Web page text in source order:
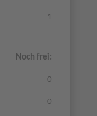
1
Noch frei:
0
0